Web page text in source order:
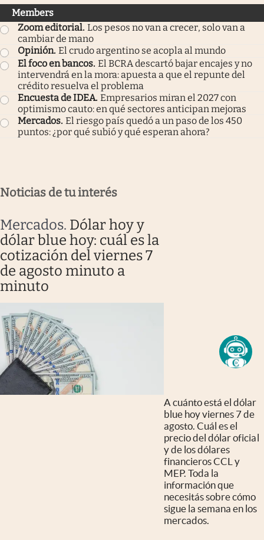
Members
Zoom editorial. Los pesos no van a crecer, solo van a
cambiar de mano
Opinión. El crudo argentino se acopla al mundo
El foco en bancos. El BCRA descartó bajar encajes y no
intervendrá en la mora: apuesta a que el repunte del
crédito resuelva el problema
Encuesta de IDEA. Empresarios miran el 2027 con
optimismo cauto: en qué sectores anticipan mejoras
Mercados. El riesgo país quedó a un paso de los 450
puntos: ¿por qué subió y qué esperan ahora?
Noticias de tu interés
Mercados. Dólar hoy y
dólar blue hoy: cuál es la
cotización del viernes 7
de agosto minuto a
minuto
A cuánto está el dólar
blue hoy viernes 7 de
agosto. Cuál es el
precio del dólar oficial
y de los dólares
financieros CCL y
MEP. Toda la
información que
necesitás sobre cómo
sigue la semana en los
mercados.